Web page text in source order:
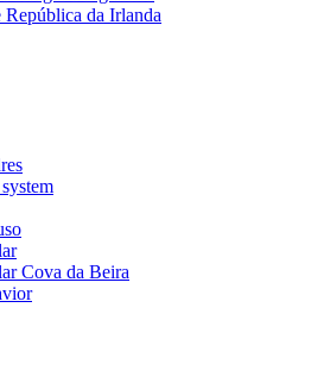
República da Irlanda
Cova da Beira